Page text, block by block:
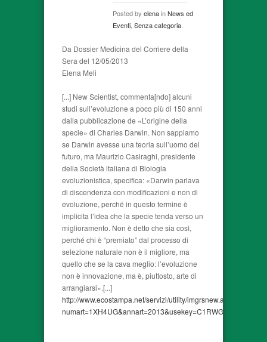
Posted by elenainNews ed
Eventi, Senza categoria.
Da Dossier Medicina del Corriere della
Sera del 12/05/2013
Elena Meli
[...] New Scientist, commenta[ndo] alcuni
studi sull’evoluzione a poco più di 150 anni
dalla pubblicazione de «L’origine della
specie» di Charles Darwin. Non sappiamo
se Darwin avesse una teoria sull’uomo del
futuro, ma Maurizio Casiraghi, presidente
della Società italiana di Biologia
evoluzionistica, specifica: «Darwin parlava
di discendenza con modificazioni e non di
evoluzione, perché in questo termine è
implicita l’idea che la specie tenda verso un
miglioramento. Non è detto che sia così,
perché chi è “premiato” dal processo di
selezione naturale non è il migliore, ma
quello che se la cava meglio: l’evoluzione
non è innovazione, ma è, piuttosto, arte di
arrangiarsi».[...]
http://www.ecostampa.net/servizi/utility/imgrsnew.asp?
numart=1XH4UG&annart=2013&usekey=C1RWG24FGCSR2X